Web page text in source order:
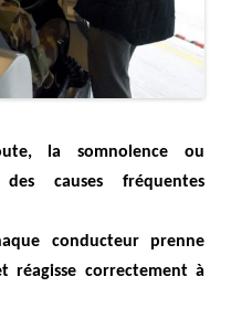
la somnolence ou
des causes fréquentes
conducteur prenne
réagisse correctement à